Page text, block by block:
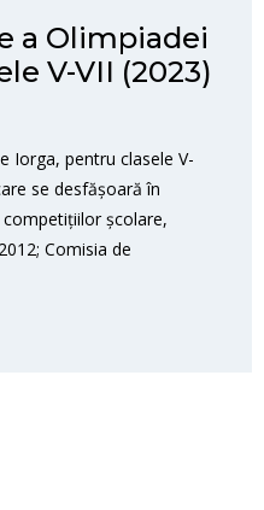
a Olimpiadei
V-VII (2023)
Iorga, pentru clasele V-
se desfășoară în
școlare,
Comisia de